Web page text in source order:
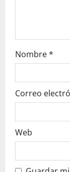
Nombre*
Correo
Web